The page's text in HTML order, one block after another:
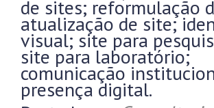
de sites; reformulação
atualização de site;
visual; site para
site para laboratório;
comunicação
presença digital.